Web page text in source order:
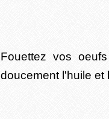
Fouettez vos
doucement l'huile et